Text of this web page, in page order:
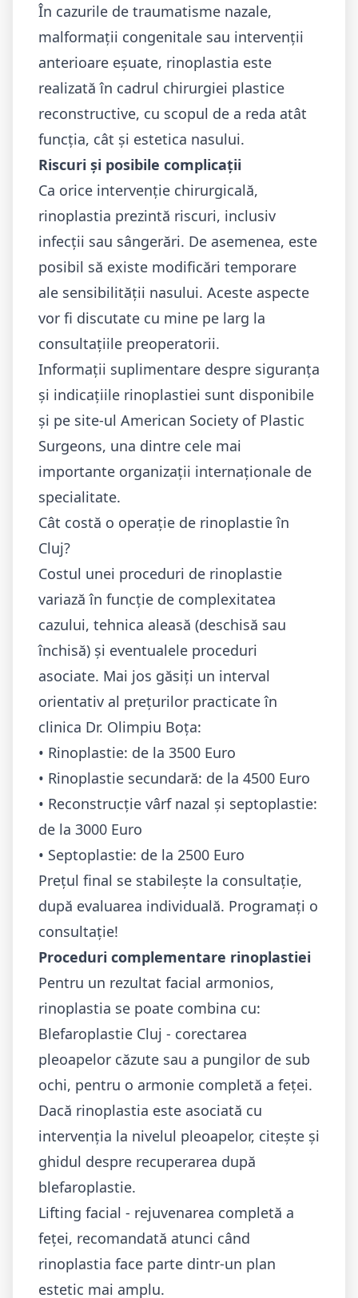
În cazurile de traumatisme nazale,
malformații congenitale sau intervenții
anterioare eșuate, rinoplastia este
realizată în cadrul chirurgiei plastice
reconstructive, cu scopul de a reda atât
funcția, cât și estetica nasului.
Riscuri și posibile complicații
Ca orice intervenție chirurgicală,
rinoplastia prezintă riscuri, inclusiv
infecții sau sângerări. De asemenea, este
posibil să existe modificări temporare
ale sensibilității nasului. Aceste aspecte
vor fi discutate cu mine pe larg la
consultațiile preoperatorii.
Informații suplimentare despre siguranța
și indicațiile rinoplastiei sunt disponibile
și pe site-ul American Society of Plastic
Surgeons, una dintre cele mai
importante organizații internaționale de
specialitate.
Cât costă o operație de rinoplastie în
Cluj?
Costul unei proceduri de rinoplastie
variază în funcție de complexitatea
cazului, tehnica aleasă (deschisă sau
închisă) și eventualele proceduri
asociate. Mai jos găsiți un interval
orientativ al prețurilor practicate în
clinica Dr. Olimpiu Boța:
• Rinoplastie: de la 3500 Euro
• Rinoplastie secundară: de la 4500 Euro
• Reconstrucție vârf nazal și septoplastie:
de la 3000 Euro
• Septoplastie: de la 2500 Euro
Prețul final se stabilește la consultație,
după evaluarea individuală. Programați o
consultație!
Proceduri complementare rinoplastiei
Pentru un rezultat facial armonios,
rinoplastia se poate combina cu:
Blefaroplastie Cluj - corectarea
pleoapelor căzute sau a pungilor de sub
ochi, pentru o armonie completă a feței.
Dacă rinoplastia este asociată cu
intervenția la nivelul pleoapelor, citește și
ghidul despre recuperarea după
blefaroplastie.
Lifting facial - rejuvenarea completă a
feței, recomandată atunci când
rinoplastia face parte dintr-un plan
estetic mai amplu.